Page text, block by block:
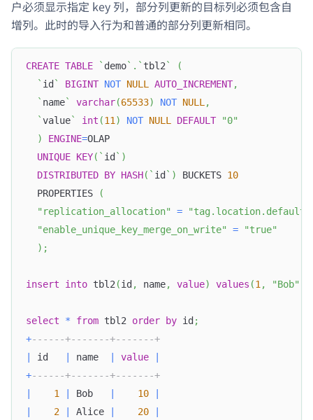
户必须显示指定 key 列，部分列更新的目标列必须包含自
增列。此时的导入行为和普通的部分列更新相同。
CREATE TABLE ` demo` . ` tbl2`
(
` id` BIGINT NOT NULL AUTO_INCREMENT,
` name` varchar(65533) NOT NULL ,
`value` int (11 ) NOT NULL DEFAULT
"0"
)
ENGINE=OLAP
UNIQUE KEY( ` id` )
DISTRIBUTED BY HASH( ` id` ) BUCKETS 10
  PROPERTIES
(
"replication_allocation"
=
"enable_unique_key_merge_on_write"
=
"true"
) ;
insert into tbl2 (id, name, value) values (1 , "Bob"
select * from tbl2 order by id;
+------+-------+-------+
|
id | name | value
|
+------+-------+-------+
|
1 | Bob | 10
|
|
2 | Alice | 20 |